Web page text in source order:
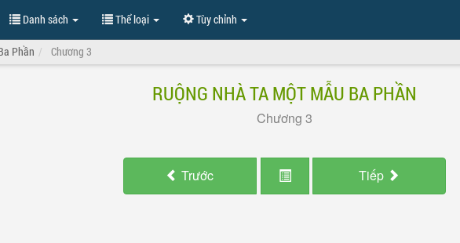
Danh sách Thể loại Tùy chỉnh
Phần Chương 3
RUỘNG NHÀ TA MỘT MẪU BA PHẦN
Chương 3
Trước Tiếp